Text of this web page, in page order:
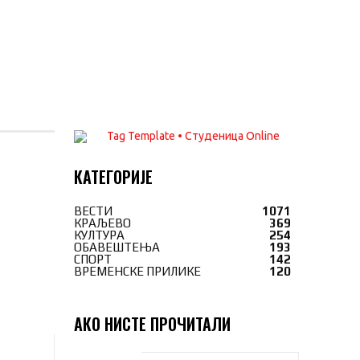
КАТЕГОРИЈЕ
ВЕСТИ
1071
КРАЉЕВО
369
КУЛТУРА
254
ОБАВЕШТЕЊА
193
СПОРТ
142
ВРЕМЕНСКЕ ПРИЛИКЕ
120
АКО НИСТЕ ПРОЧИТАЛИ